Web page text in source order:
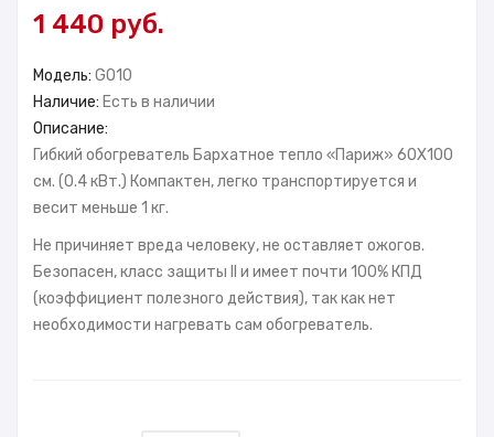
1 440 руб.
Модель: GO10
Наличие: Есть в наличии
Описание:
Гибкий обогреватель Бархатное тепло «Париж» 60X100
см. (0.4 кВт.) Компактен, легко транспортируется и
весит меньше 1 кг.
Не причиняет вреда человеку, не оставляет ожогов.
Безопасен, класс защиты II и имеет почти 100% КПД
(коэффициент полезного действия), так как нет
необходимости нагревать сам обогреватель.